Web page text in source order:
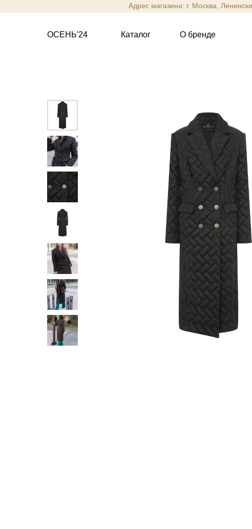
Адрес магазина: г. Москва,
ОСЕНЬ'24 Каталог О бренде